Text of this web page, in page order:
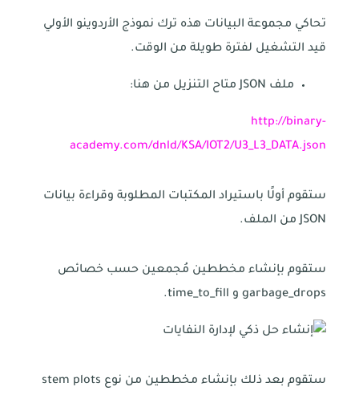
تحاكي مجموعة البيانات هذه ترك نموذج الأردوينو الأولي
قيد التشغيل لفترة طويلة من الوقت.
ملف JSON متاح التنزيل من هنا:
http://binary-
academy.com/dnld/KSA/IOT2/U3_L3_DATA.json
ستقوم أولًا باستيراد المكتبات المطلوبة وقراءة بيانات
JSON من الملف.
ستقوم بإنشاء مخططين مُجمعين حسب خصائص
garbage_drops و time_to_fill.
ستقوم بعد ذلك بإنشاء مخططين من نوع stem plots